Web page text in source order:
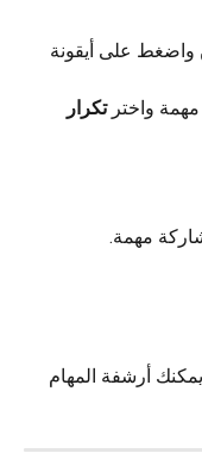
واضغط على أيقونة
واختر تكرار
مهمة.
أرشفة المهام